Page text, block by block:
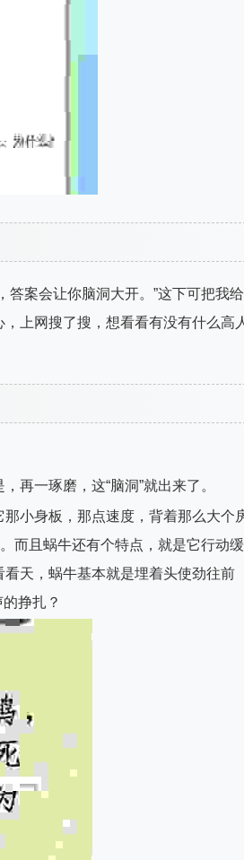
答案会让你脑洞大开。”这下可把我给
上网搜了搜，想看看有没有什么高
再一琢磨，这“脑洞”就出来了。
小身板，那点速度，背着那么大个
而且蜗牛还有个特点，就是它行动缓
天，蜗牛基本就是埋着头使劲往前
挣扎？